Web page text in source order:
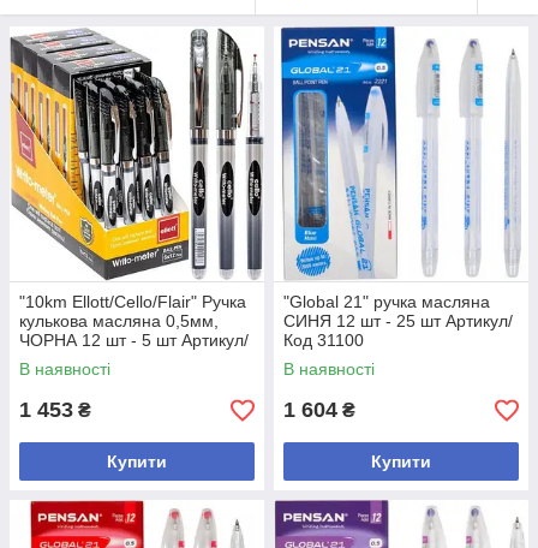
"10km Ellott/Cello/Flair" Ручка
кулькова масляна 0,5мм,
ЧОРНА 12 шт - 5 шт Артикул/
Код 562
В наявності
1 453 ₴
Купити
"Global 21" ручка масляна
СИНЯ 12 шт - 25 шт Артикул/
Код 31100
В наявності
1 604 ₴
Купити